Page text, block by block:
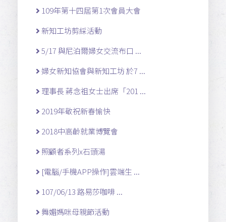
109年第十四屆第1次會員大會
新知工坊剪綵活動
5/17 與尼泊爾婦女交流布口 ...
婦女新知協會與新知工坊 於7 ...
理事長 蔣念祖女士出席「201 ...
2019年敬祝新春愉快
2018中高齡就業博覽會
照顧者系列x石頭湯
[電腦/手機APP操作]雲端生 ...
107/06/13 路易莎咖啡 ...
舞媚媽咪母親節活動